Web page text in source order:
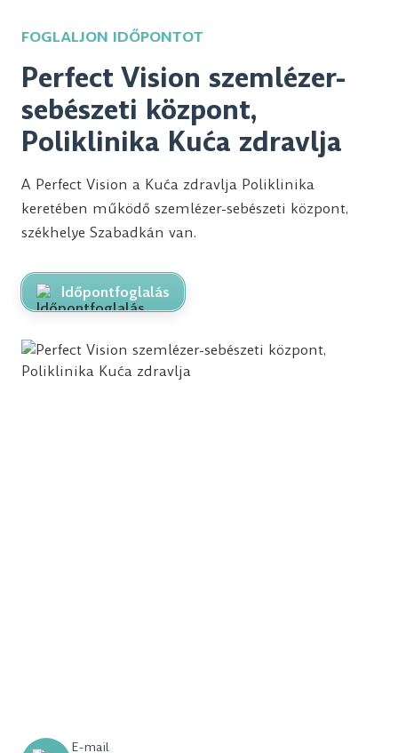
FOGLALJON IDŐPONTOT
Perfect Vision szemlézer-
sebészeti központ,
Poliklinika Kuća zdravlja
A Perfect Vision a Kuća zdravlja Poliklinika
keretében működő szemlézer-sebészeti központ,
székhelye Szabadkán van.
Időpontfoglalás
E-mail